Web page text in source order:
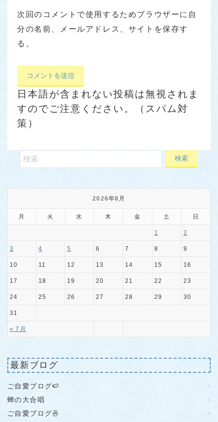
次回のコメントで使用するためブラウザーに自
分の名前、メールアドレス、サイトを保存す
る。
日本語が含まれない投稿は無視されま
すのでご注意ください。（スパム対
策）
2026年8月
月 火 水 木 金 土 日
« 7月
1 2
3 4 5 6 7 8 9
10 11 12 13 14 15 16
17 18 19 20 21 22 23
24 25 26 27 28 29 30
31
最新ブログ
ご自愛ブログ🍉
蝉の大合唱
ご自愛ブログ🍜